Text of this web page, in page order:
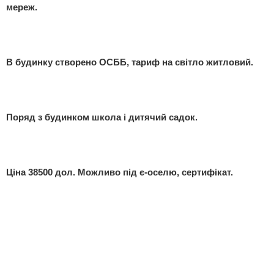
мереж.
В будинку створено ОСББ, тариф на світло житловий.
Поряд з будинком школа і дитячий садок.
Ціна 38500 дол. Можливо під є-оселю, сертифікат.